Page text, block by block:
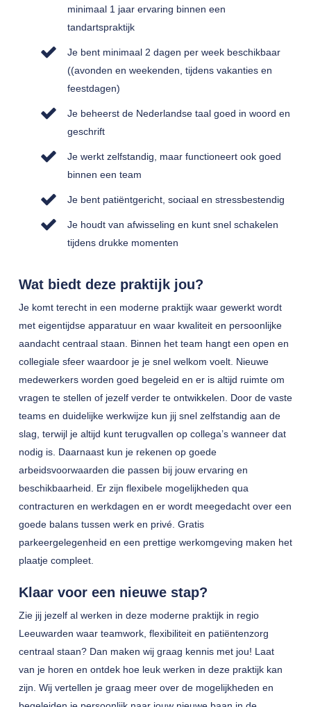
minimaal 1 jaar ervaring binnen een
tandartspraktijk
Je bent minimaal 2 dagen per week beschikbaar
((avonden en weekenden, tijdens vakanties en
feestdagen)
Je beheerst de Nederlandse taal goed in woord en
geschrift
Je werkt zelfstandig, maar functioneert ook goed
binnen een team
Je bent patiëntgericht, sociaal en stressbestendig
Je houdt van afwisseling en kunt snel schakelen
tijdens drukke momenten
Wat biedt deze praktijk jou?
Je komt terecht in een moderne praktijk waar gewerkt wordt
met eigentijdse apparatuur en waar kwaliteit en persoonlijke
aandacht centraal staan. Binnen het team hangt een open en
collegiale sfeer waardoor je je snel welkom voelt. Nieuwe
medewerkers worden goed begeleid en er is altijd ruimte om
vragen te stellen of jezelf verder te ontwikkelen. Door de vaste
teams en duidelijke werkwijze kun jij snel zelfstandig aan de
slag, terwijl je altijd kunt terugvallen op collega’s wanneer dat
nodig is. Daarnaast kun je rekenen op goede
arbeidsvoorwaarden die passen bij jouw ervaring en
beschikbaarheid. Er zijn flexibele mogelijkheden qua
contracturen en werkdagen en er wordt meegedacht over een
goede balans tussen werk en privé. Gratis
parkeergelegenheid en een prettige werkomgeving maken het
plaatje compleet.
Klaar voor een nieuwe stap?
Zie jij jezelf al werken in deze moderne praktijk in regio
Leeuwarden waar teamwork, flexibiliteit en patiëntenzorg
centraal staan? Dan maken wij graag kennis met jou! Laat
van je horen en ontdek hoe leuk werken in deze praktijk kan
zijn. Wij vertellen je graag meer over de mogelijkheden en